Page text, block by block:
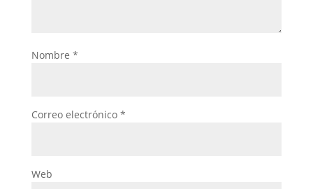
Nombre *
Correo electrónico *
Web